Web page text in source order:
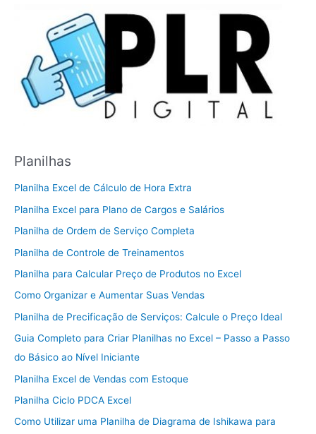
Planilhas
Planilha Excel de Cálculo de Hora Extra
Planilha Excel para Plano de Cargos e Salários
Planilha de Ordem de Serviço Completa
Planilha de Controle de Treinamentos
Planilha para Calcular Preço de Produtos no Excel
Como Organizar e Aumentar Suas Vendas
Planilha de Precificação de Serviços: Calcule o Preço Ideal
Guia Completo para Criar Planilhas no Excel – Passo a Passo
do Básico ao Nível Iniciante
Planilha Excel de Vendas com Estoque
Planilha Ciclo PDCA Excel
Como Utilizar uma Planilha de Diagrama de Ishikawa para